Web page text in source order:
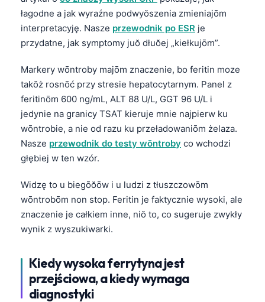
łagodne a jak wyraźne podwyŏszenia zmieniajōm
interpretacyję. Nasze przewodnik po ESR je
przydatne, jak symptomy juŏ dłuŏej „kiełkujōm”.
Markery wōntroby majōm znaczenie, bo feritin moze
takŏż rosnōć przy stresie hepatocytarnym. Panel z
feritinōm 600 ng/mL, ALT 88 U/L, GGT 96 U/L i
jedynie na granicy TSAT kieruje mnie najpierw ku
wōntrobie, a nie od razu ku przeładowaniōm żelaza.
Nasze przewodnik do testy wōntroby co wchodzi
głębiej w ten wzór.
Widzę to u biegōŏōw i u ludzi z tłuszczowōm
wōntrobōm non stop. Feritin je faktycznie wysoki, ale
znaczenie je całkiem inne, niŏ to, co sugeruje zwykły
wynik z wyszukiwarki.
Kiedy wysoka ferrytyna jest
przejściowa, a kiedy wymaga
diagnostyki